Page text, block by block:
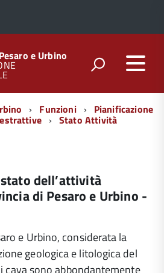
e Urbino
Funzioni Pianificazione
Stato Attività
dell’attività
di Pesaro e Urbino -
e Urbino, considerata la
geologica e litologica del
sono abbondantemente